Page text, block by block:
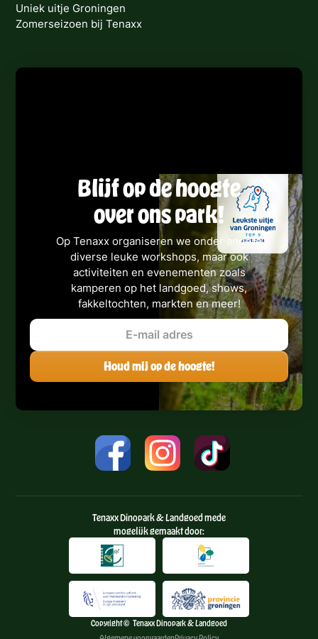
Uniek uitje Groningen
Zomerseizoen bij Tenaxx
Blijf op de hoogte
over ons park!
Op Tenaxx organiseren we onder andere
diverse leuke workshops, maar ook
activiteiten en evenementen zoals
kamperen op het landgoed, shows,
fakkeltochten, markten en meer!
Copyright © Tenaxx Dinopark & Landgoed
Tenaxx Dinopark & Landgoed mede
mogelijk gemaakt door: